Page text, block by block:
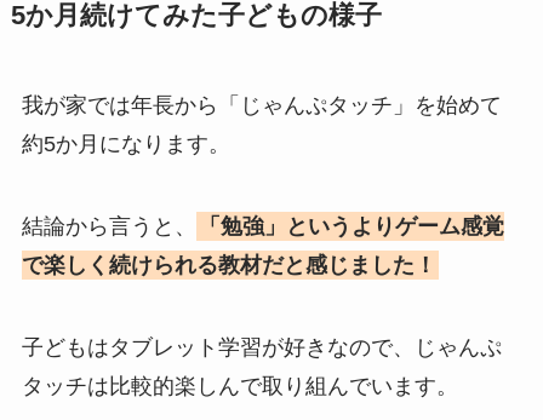
5か月続けてみた子どもの様子
我が家では年長から「じゃんぷタッチ」を始めて
約5か月になります。
結論から言うと、
「勉強」というよりゲーム感覚
で楽しく続けられる教材だと感じました！
子どもはタブレット学習が好きなので、じゃんぷ
タッチは比較的楽しんで取り組んでいます。